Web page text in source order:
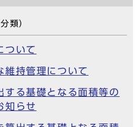
類）
ついて
維持管理について
する基礎となる面積等の
知らせ